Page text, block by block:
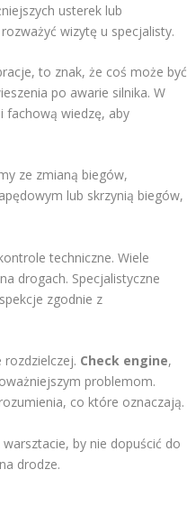
usterek lub
wizytę u specjalisty.
to znak, że coś może być
po awarie silnika. W
fachową wiedzę, aby
ze zmianą biegów,
lub skrzynią biegów,
techniczne. Wiele
drogach. Specjalistyczne
zgodnie z
Check engine,
problemom.
co które oznaczają.
by nie dopuścić do
drodze.